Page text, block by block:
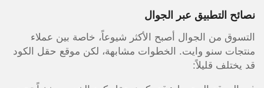
نصائح التطبيق عبر الجوال
التسوق من الجوال أصبح الأكثر شيوعاً، خاصة بين عملاء
منتجات سنو وايت. الخطوات مشابهة، لكن موقع حقل الكود
قد يختلف قليلاً: